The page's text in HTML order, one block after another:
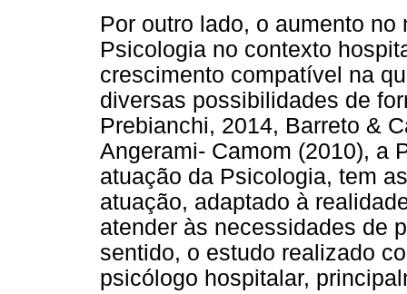
Por outro lado, o aumento
Psicologia no contexto
crescimento compatível na
diversas possibilidades de
Prebianchi, 2014, Barreto &
Angerami- Camom (2010), a
atuação da Psicologia, tem
atuação, adaptado à
atender às necessidades de
sentido, o estudo realizado
psicólogo hospitalar,